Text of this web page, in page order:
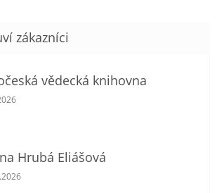
vědecká knihovna
obchodu je 5 z 5 hvězdiček.
Hrubá Eliášová
obchodu je 5 z 5 hvězdiček.